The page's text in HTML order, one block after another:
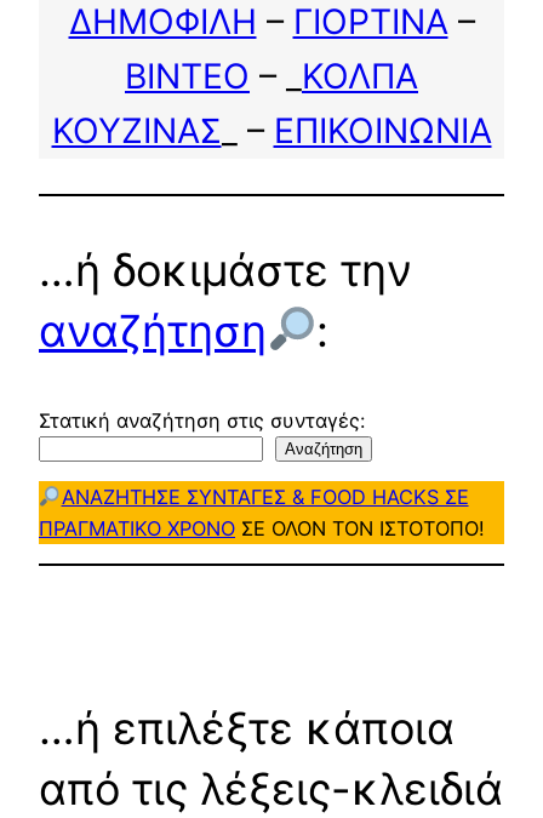
ΔΗΜΟΦΙΛΗ – ΓΙΟΡΤΙΝΑ–
ΒΙΝΤΕΟ – _ ΚΟΛΠΑ
ΚΟΥΖΙΝΑΣ _ – ΕΠΙΚΟΙΝΩΝΙΑ
…ή δοκιμάστε την
αναζήτηση
:
Στατική αναζήτηση στις συνταγές:
Αναζήτηση
ΑΝΑΖΗΤΗΣΕ ΣΥΝΤΑΓΕΣ & FOOD HACKS ΣΕ
ΠΡΑΓΜΑΤΙΚΟ ΧΡΟΝΟ ΣΕ ΟΛΟΝ ΤΟΝ ΙΣΤΟΤΟΠΟ!
…ή επιλέξτε κάποια
από τις λέξεις-κλειδιά